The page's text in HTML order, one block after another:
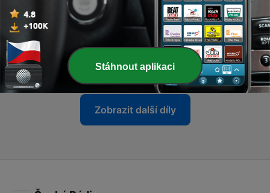
13 - AI & Agriculture
19 čvn. 2021
12 - AI - Psychology & Mental Health
05 čvn. 2021
Zobrazit další díly
Stáhnout aplikaci